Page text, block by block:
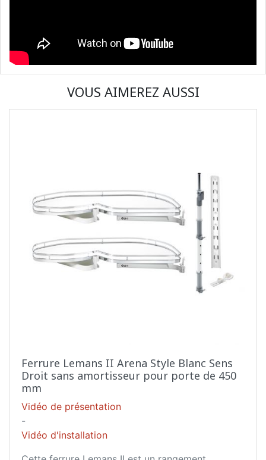
VOUS AIMEREZ AUSSI
Ferrure Lemans II Arena Style Blanc Sens
Droit sans amortisseur pour porte de 450
mm
Vidéo de présentation
-
Vidéo d'installation